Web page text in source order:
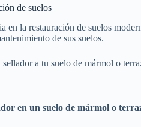
de suelos
en la restauración de suelos
de sus suelos.
a tu suelo de mármol o
en un suelo de mármol o